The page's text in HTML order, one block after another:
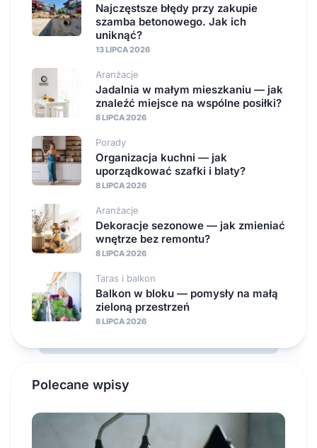
Najczęstsze błędy przy zakupie
szamba betonowego. Jak ich
uniknąć?
13 LIPCA 2026
Aranżacje
Jadalnia w małym mieszkaniu — jak
znaleźć miejsce na wspólne posiłki?
8 LIPCA 2026
Porady
Organizacja kuchni — jak
uporządkować szafki i blaty?
8 LIPCA 2026
Aranżacje
Dekoracje sezonowe — jak zmieniać
wnętrze bez remontu?
8 LIPCA 2026
Taras i balkon
Balkon w bloku — pomysły na małą
zieloną przestrzeń
8 LIPCA 2026
Polecane wpisy